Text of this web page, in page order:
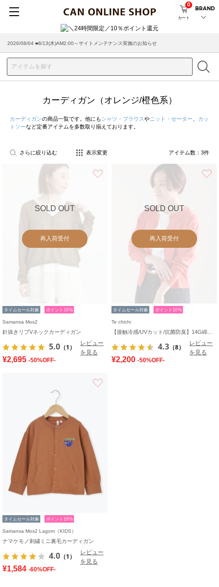
カート
0
BRAND
2026/08/04 ■8/13(木)AM2:00～サイトメンテナンス実施のお知らせ
カーディガン（オレンジ/橙色系）
カーディガンの商品一覧です。他にもシャツ・ブラウスやニット・セーター
カッ
トソーなど定番アイテムを多数取り揃えております。
さらに絞り込む 表示変更 アイテム数： 3件
SOLD OUT
再入荷受付
タイムセール対象 ポイント10%
Samansa Mos2
針抜きリブVネックカーディガン
5.0 （1）
レビュー
を見る
¥2,695 -50%OFF-
SOLD OUT
再入荷受付
タイムセール対象 ポイント10%
Te chichi
4.3 （8）
レビュー
を見る
¥2,200 -50%OFF-
タイムセール対象 ポイント10%
Samansa Mos2 Lagom（KIDS）
ナマケモノ刺繍ミニ裏毛カーディガン
4.0 （1）
レビュー
を見る
¥1,584 -60%OFF-